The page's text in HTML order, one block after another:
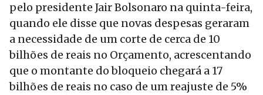
pelo presidente Jair Bolsonaro na quinta-feira,
quando ele disse que novas despesas geraram
a necessidade de um corte de cerca de 10
bilhões de reais no Orçamento, acrescentando
que o montante do bloqueio chegará a 17
bilhões de reais no caso de um reajuste de 5%